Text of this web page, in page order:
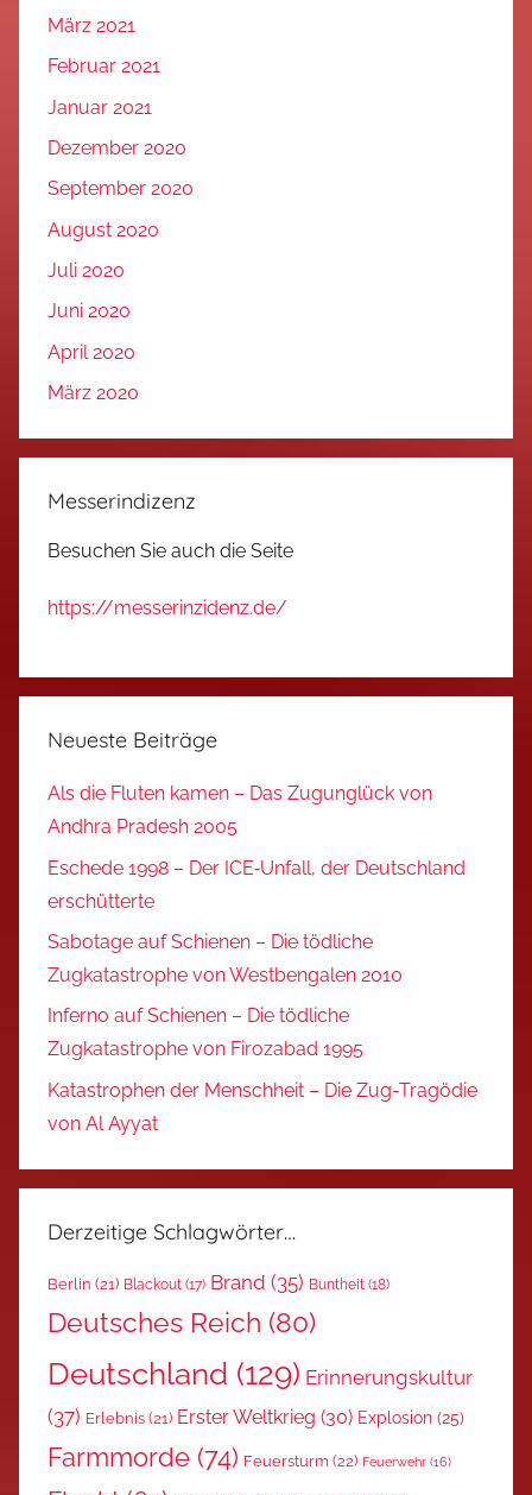
März 2021
Februar 2021
Januar 2021
Dezember 2020
September 2020
August 2020
Juli 2020
Juni 2020
April 2020
März 2020
Messerindizenz
Besuchen Sie auch die Seite
https://messerinzidenz.de/
Neueste Beiträge
Als die Fluten kamen – Das Zugunglück von
Andhra Pradesh 2005
Eschede 1998 – Der ICE‑Unfall, der Deutschland
erschütterte
Sabotage auf Schienen – Die tödliche
Zugkatastrophe von Westbengalen 2010
Inferno auf Schienen – Die tödliche
Zugkatastrophe von Firozabad 1995
Katastrophen der Menschheit – Die Zug-Tragödie
von Al Ayyat
Derzeitige Schlagwörter…
Berlin (21) Blackout (17) Brand (35) Buntheit (18)
Deutsches Reich (80)
Deutschland (129) Erinnerungskultur
(37) Erlebnis (21) Erster Weltkrieg (30) Explosion (25)
Farmmorde (74) Feuersturm (22) Feuerwehr (16)